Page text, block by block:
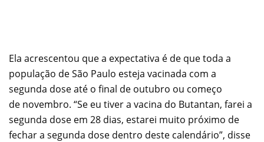
Ela acrescentou que a expectativa é de que toda a
população de São Paulo esteja vacinada com a
segunda dose até o final de outubro ou começo
de novembro. “Se eu tiver a vacina do Butantan, farei a
segunda dose em 28 dias, estarei muito próximo de
fechar a segunda dose dentro deste calendário”, disse